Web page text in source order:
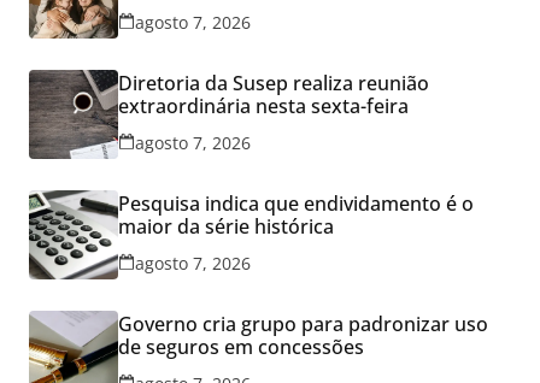
agosto 7, 2026
Diretoria da Susep realiza reunião
extraordinária nesta sexta-feira
agosto 7, 2026
Pesquisa indica que endividamento é o
maior da série histórica
agosto 7, 2026
Governo cria grupo para padronizar uso
de seguros em concessões